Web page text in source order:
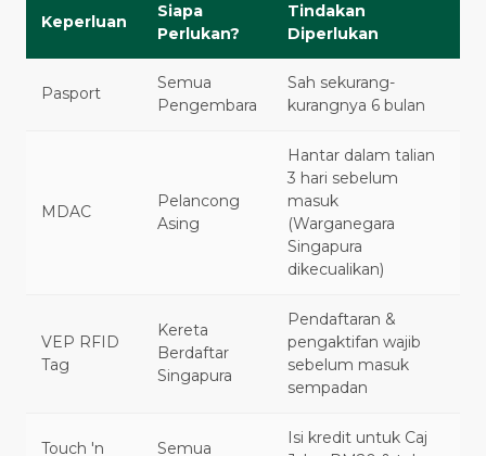
Keperluan
Siapa
Perlukan?
Tindakan
Diperlukan
Pasport
Semua
Pengembara
Sah sekurang-
kurangnya 6 bulan
MDAC
Pelancong
Asing
Hantar dalam talian
3 hari sebelum
masuk
(Warganegara
Singapura
dikecualikan)
VEP RFID
Tag
Kereta
Berdaftar
Singapura
Pendaftaran &
pengaktifan wajib
sebelum masuk
sempadan
Touch 'n Semua
Isi kredit untuk Caj